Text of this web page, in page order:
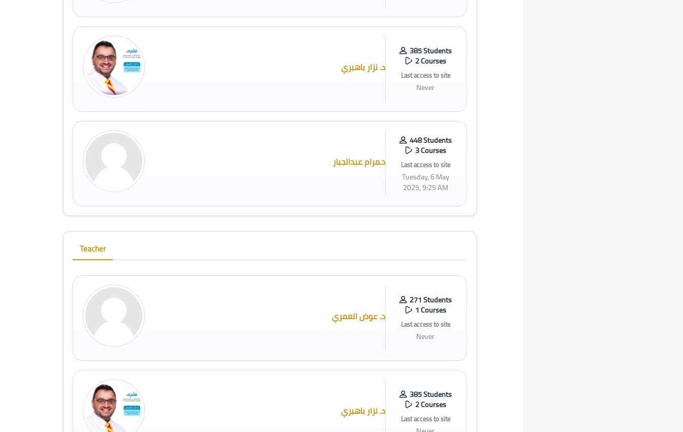
د. نزار باهبري
385 Students
2 Courses
Last access to site
Never
د.مرام عبدالجبار
448 Students
3 Courses
Last access to site
Tuesday, 6 May
2025, 9:25 AM
Skip [Cocoon] Course Instructor
Teacher
د. عوض العمري
271 Students
1 Courses
Last access to site
Never
د. نزار باهبري
385 Students
2 Courses
Last access to site